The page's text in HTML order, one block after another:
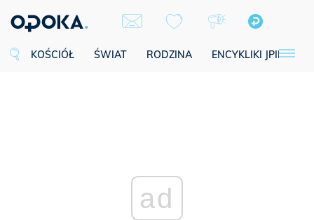
KOŚCIÓŁ ŚWIAT RODZINA ENCYKLIKI JPII
ad